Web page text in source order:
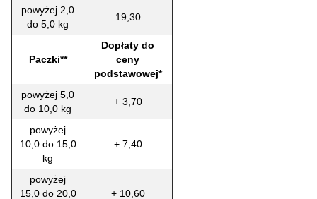
powyżej 2,0
do 5,0 kg
19,30
Paczki**
Dopłaty do
ceny
podstawowej*
powyżej 5,0
do 10,0 kg
+ 3,70
powyżej
10,0 do 15,0
kg
+ 7,40
powyżej
15,0 do 20,0
+ 10,60